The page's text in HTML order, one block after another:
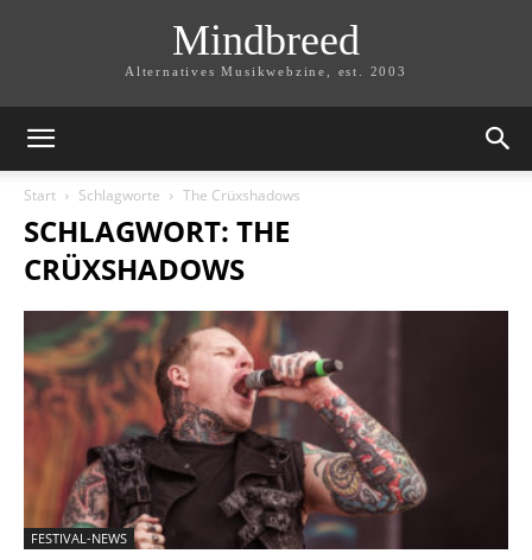
Mindbreed
Alternatives Musikwebzine, est. 2003
Start Schlagworte The Crüxshadows
SCHLAGWORT: THE
CRÜXSHADOWS
FESTIVAL-NEWS